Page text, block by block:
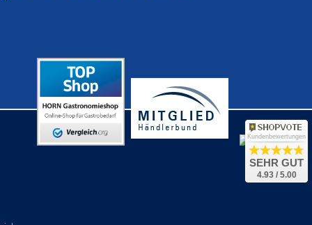
Kundenbewertungen
SEHR GUT
4.93 / 5.00